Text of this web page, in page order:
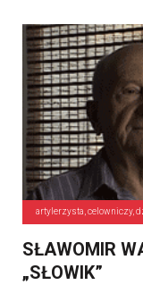
artylerzysta, celowniczy,
SŁAWOMIR
„SŁOWIK”